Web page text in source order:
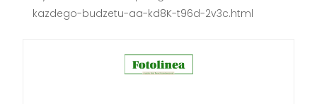
kazdego-budzetu-aa-kd8K-t96d-2v3c.html